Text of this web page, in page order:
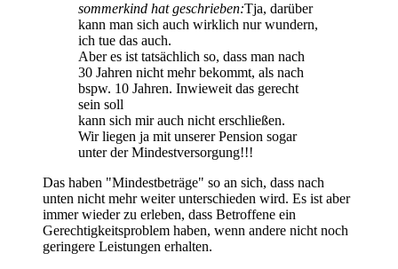
sommerkind hat geschrieben:Tja, darüber
kann man sich auch wirklich nur wundern,
ich tue das auch.
Aber es ist tatsächlich so, dass man nach
30 Jahren nicht mehr bekommt, als nach
bspw. 10 Jahren. Inwieweit das gerecht
sein soll
kann sich mir auch nicht erschließen.
Wir liegen ja mit unserer Pension sogar
unter der Mindestversorgung!!!
Das haben "Mindestbeträge" so an sich, dass nach
unten nicht mehr weiter unterschieden wird. Es ist aber
immer wieder zu erleben, dass Betroffene ein
Gerechtigkeitsproblem haben, wenn andere nicht noch
geringere Leistungen erhalten.